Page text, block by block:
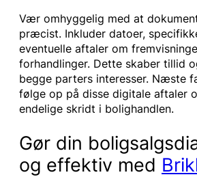
Vær omhyggelig med at
præcist. Inkluder datoer,
eventuelle aftaler om
forhandlinger. Dette skaber tillid
begge parters interesser. Næste
følge op på disse digitale aftaler
endelige skridt i bolighandlen.
Gør din
og effektiv med